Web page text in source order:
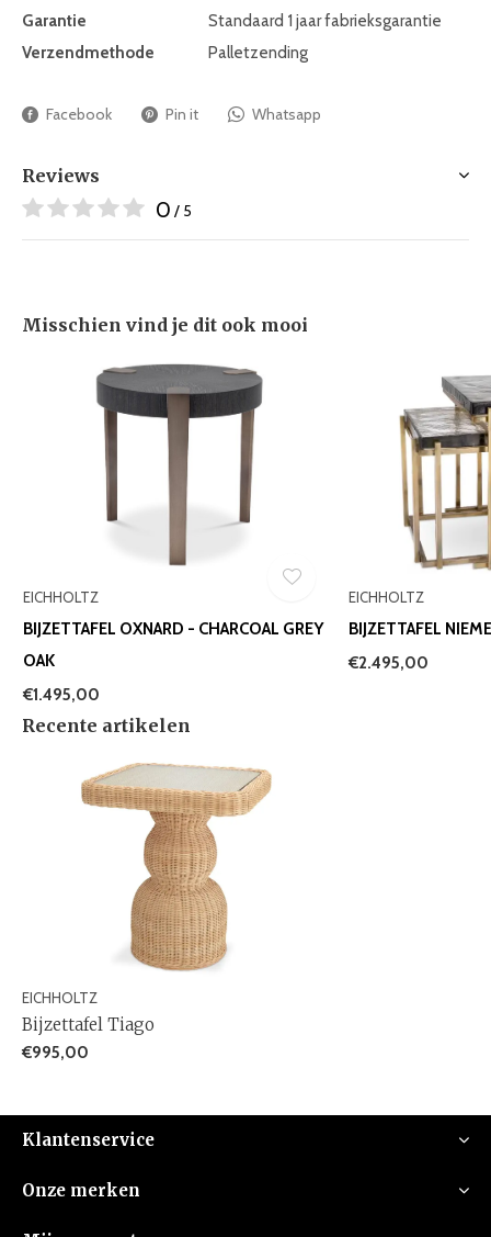
Garantie
Standaard 1 jaar fabrieksgarantie
Verzendmethode
Palletzending
Facebook Pin it Whatsapp
Reviews
0 / 5
Misschien vind je dit ook mooi
EICHHOLTZ
BIJZETTAFEL OXNARD - CHARCOAL GREY
OAK
€1.495,00
EICHHOLTZ
BIJZETTAFEL
€2.495,00
Recente artikelen
EICHHOLTZ
Bijzettafel Tiago
€995,00
Klantenservice
Onze merken